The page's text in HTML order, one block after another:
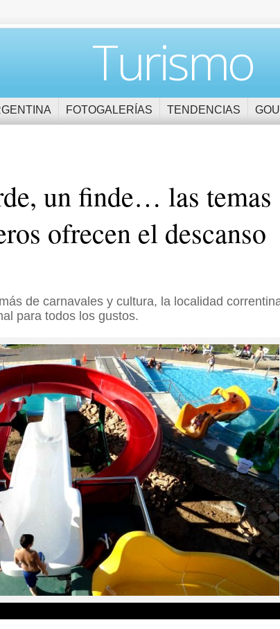
Turismo
FOTOGALERÍAS TENDENCIAS
un finde… las temas
ofrecen el descanso
de carnavales y cultura, la localidad
para todos los gustos.